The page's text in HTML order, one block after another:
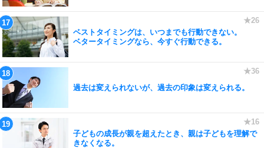
ベストタイミングは、いつまでも行動できない。
ベタータイミングなら、今すぐ行動できる。
過去は変えられないが、過去の印象は変えられる。
子どもの成長が親を超えたとき、親は子どもを理解で
きなくなる。